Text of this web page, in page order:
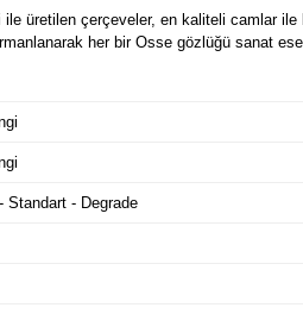
üretilen çerçeveler, en kaliteli camlar
her bir Osse gözlüğü sanat
Standart - Degrade